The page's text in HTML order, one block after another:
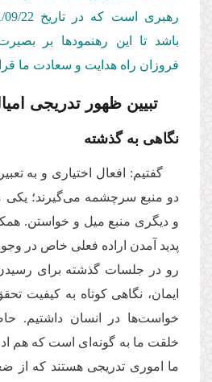
رهبری است كه در تاریخ 1391/09/22
باشد تا این رهنمودها بر
فروزان راه هدایت و سعادت ما
تبیین ظهور تدریجی
نگاهی به گذشته
گفتیم: افعال اختیاری و به
دو منبع سرچشمه می‌گیرند؛ یکی
و دیگری منبع میل و خواستن.
پدید آمدن اراده فعلی خاص در
رو در جلسات گذشته برای
ایمان، نگاهی کوتاه به کیفیت
خواست‌ها در انسان داشتیم.
خلقت ما به گونه‌ای است که هم
ما اموری تدریجی هستند که از